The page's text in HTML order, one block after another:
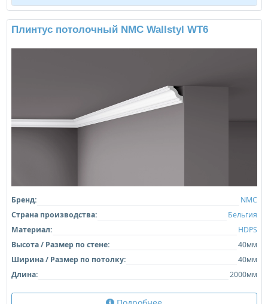
Плинтус потолочный NMC Wallstyl WT6
Бренд:
NMC
Страна производства:
Бельгия
Материал:
HDPS
Высота / Размер по стене:
40мм
Ширина / Размер по потолку:
40мм
Длина:
2000мм